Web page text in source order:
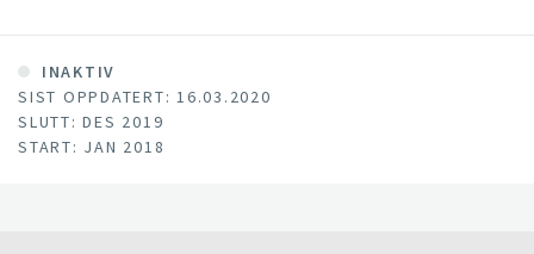
kompetansesterke personer fra næring, forvaltning,
friluftsliv og FoU for å rigge et konsortium som var i stand til
å løse noen av de utfordringene framtidas reindrift står
overfor.
INAKTIV
SIST OPPDATERT: 16.03.2020
SLUTT: DES 2019
START: JAN 2018